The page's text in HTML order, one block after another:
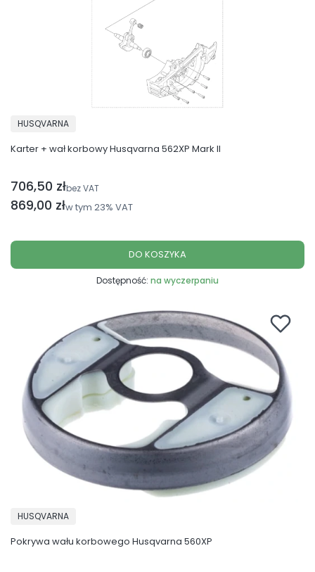
Karter + wał korbowy Husqvarna 562XP Mark II
PRODUCENT
HUSQVARNA
Cena brutto
869,00 złw tym 23% VAT
Cena netto
706,50 złbez VAT
DO KOSZYKA
Dostępność: na wyczerpaniu
Pokrywa wału korbowego Husqvarna 560XP
PRODUCENT
HUSQVARNA